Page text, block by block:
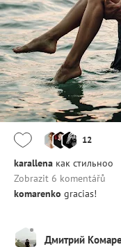
12
karallena как стильноо
Zobrazit 6 komentářů
komarenko gracias!
Дмитрий